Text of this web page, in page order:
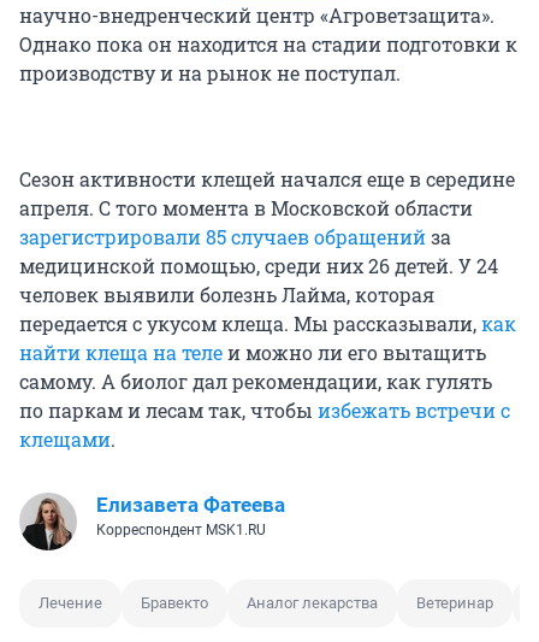
научно-внедренческий центр «Агроветзащита».
Однако пока он находится на стадии подготовки к
производству и на рынок не поступал.
Сезон активности клещей начался еще в середине
апреля. С того момента в Московской области
зарегистрировали 85 случаев обращенийза
медицинской помощью, среди них 26 детей. У 24
человек выявили болезнь Лайма, которая
передается с укусом клеща. Мы рассказывали,как
найти клеща на телеи можно ли его вытащить
самому. А биолог дал рекомендации, как гулять
по паркам и лесам так, чтобы избежать встречи с
клещами.
Елизавета Фатеева
Корреспондент MSK1.RU
Лечение Бравекто Аналог лекарства Ветеринар